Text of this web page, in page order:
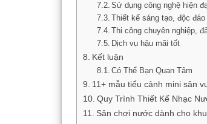
Sử dụng công nghệ hiện
Thiết kế sáng tạo, độc đáo
Thi công chuyên nghiệp,
Dịch vụ hậu mãi tốt
Kết luận
Có Thể Bạn Quan Tâm
11+ mẫu tiểu cảnh mini sân
Quy Trình Thiết Kế Nhạc
Sân chơi nước dành cho